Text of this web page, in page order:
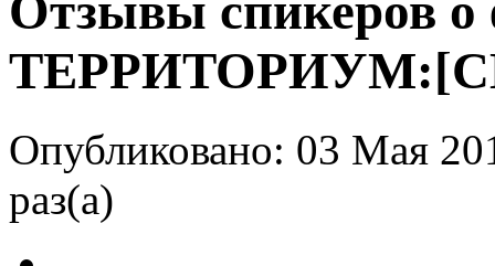
Отзывы спикеров о
Опубликовано: 03 Мая
раз(а)